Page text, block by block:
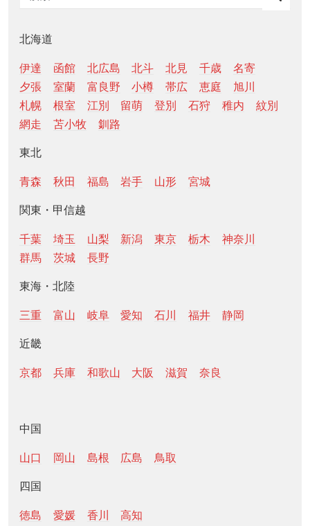
北海道
伊達 函館 北広島 北斗 北見 千歳
名寄
夕張
室蘭 富良野 小樽 帯広 恵庭
旭川
札幌
根室 江別 留萌 登別 石狩 稚内
紋別
網走
苫小牧 釧路
東北
青森 秋田 福島 岩手 山形 宮城
関東・甲信越
千葉 埼玉 山梨 新潟 東京 栃木
神奈川
群馬
茨城 長野
東海・北陸
三重 富山 岐阜 愛知 石川 福井 静岡
近畿
京都 兵庫 和歌山 大阪 滋賀 奈良
中国
山口 岡山 島根 広島 鳥取
四国
徳島 愛媛 香川 高知